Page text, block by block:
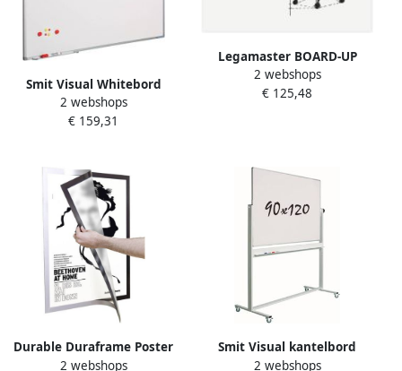
Smit Visual Whitebord
90x180 cm Softline profiel
8mm gelakt staal wit
2 webshops
€ 159,31
Legamaster BOARD-UP
frameloos whiteboard
75x100 cm
2 webshops
€ 125,48
Durable Duraframe Poster
infokader A2 formaat Zilver
2 webshops
Smit Visual kantelbord
gelakt staal magnetisch
2 webshops